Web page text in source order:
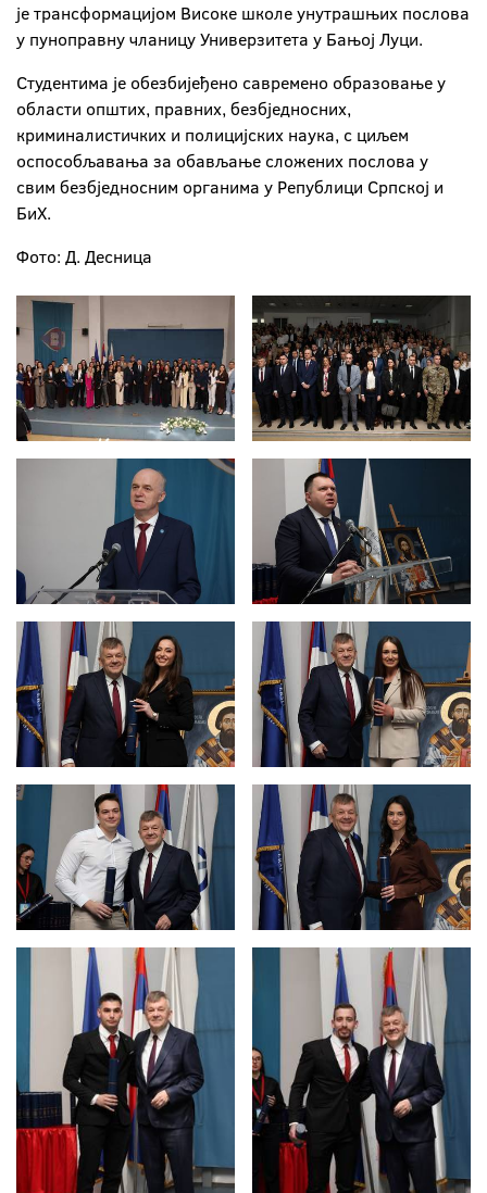
је трансформацијом Високе школе унутрашњих послова
у пуноправну чланицу Универзитета у Бањој Луци.
Студентима је обезбијеђено савремено образовање у
области општих, правних, безбједносних,
криминалистичких и полицијских наука, с циљем
оспособљавања за обављање сложених послова у
свим безбједносним органима у Републици Српској и
БиХ.
Фото: Д. Десница